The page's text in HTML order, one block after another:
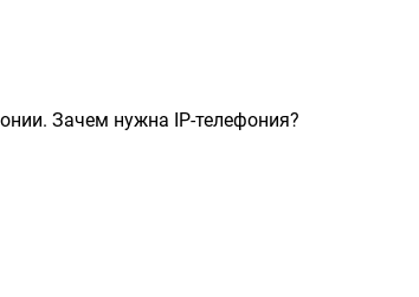
Зачем нужна IP-телефония?